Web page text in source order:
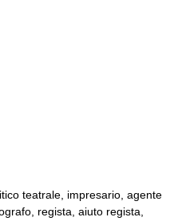
teatrale, impresario, agente
regista, aiuto regista,